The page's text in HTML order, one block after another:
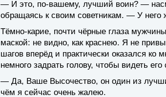
— И это, по-вашему, лучший воин? —
обращаясь к своим советникам. — У него
Тёмно-карие, почти чёрные глаза
маской: не видно, как краснею. Я не
шагов вперёд и практически оказался ко
немного задрать голову, чтобы видеть его
— Да, Ваше Высочество, он один из
чём я сейчас очень жалею.